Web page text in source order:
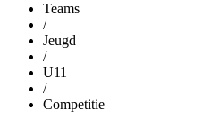
Teams
/
Jeugd
/
U11
/
Competitie